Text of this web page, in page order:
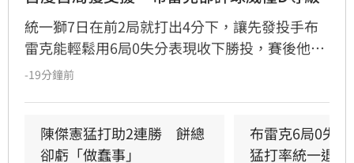
統一獅7日在前2局就打出4分下，讓先發投手布
雷克能輕鬆用6局0失分表現收下勝投，賽後他也
表示今晚投球特別輕鬆，但反而檢討自己的投球
-19分鐘前
陳傑憲猛打助2連勝　餅總
卻虧「做蠢事」
布雷克6局0失
猛打率統一退富